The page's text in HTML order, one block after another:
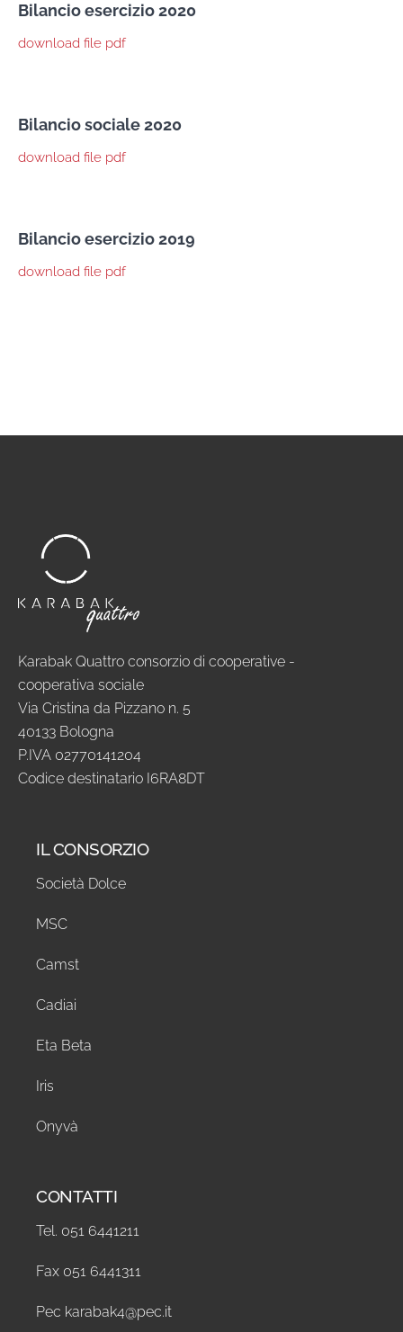
Bilancio esercizio 2020
download file pdf
Bilancio sociale 2020
download file pdf
Bilancio esercizio 2019
download file pdf
Karabak Quattro consorzio di cooperative -
cooperativa sociale
Via Cristina da Pizzano n. 5
40133 Bologna
P.IVA 02770141204
Codice destinatario I6RA8DT
IL CONSORZIO
Società Dolce
MSC
Camst
Cadiai
Eta Beta
Iris
Onyvà
CONTATTI
Tel. 051 6441211
Fax 051 6441311
Pec karabak4@pec.it